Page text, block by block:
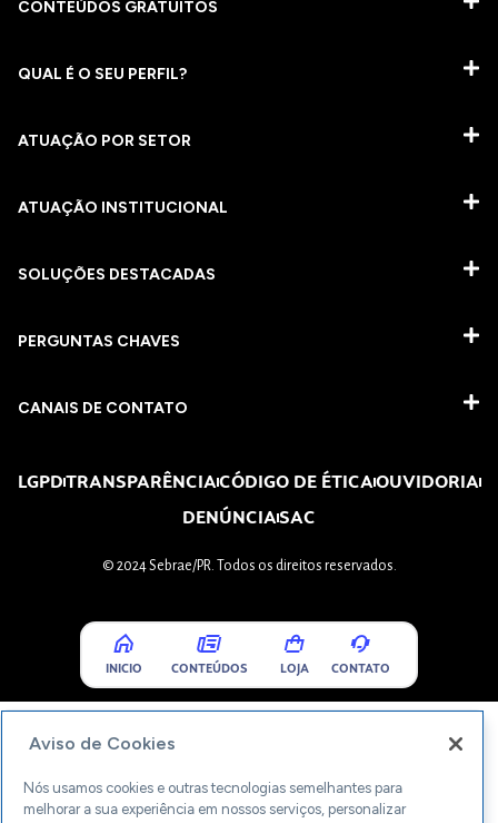
CONTEÚDOS GRATUITOS
QUAL É O SEU PERFIL?
ATUAÇÃO POR SETOR
ATUAÇÃO INSTITUCIONAL
SOLUÇÕES DESTACADAS
PERGUNTAS CHAVES​
CANAIS DE CONTATO
LGPDTRANSPARÊNCIACÓDIGO DE ÉTICAOUVIDORIA
DENÚNCIASAC
© 2024 Sebrae/PR. Todos os direitos reservados.
INICIO CONTEÚDOS LOJA CONTATO
Aviso de Cookies
Nós usamos cookies e outras tecnologias semelhantes para
melhorar a sua experiência em nossos serviços, personalizar